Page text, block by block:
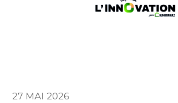
27 MAI 2026